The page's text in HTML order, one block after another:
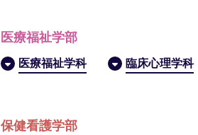
医療福祉学部
医療福祉学科 臨床心理学科
保健看護学部